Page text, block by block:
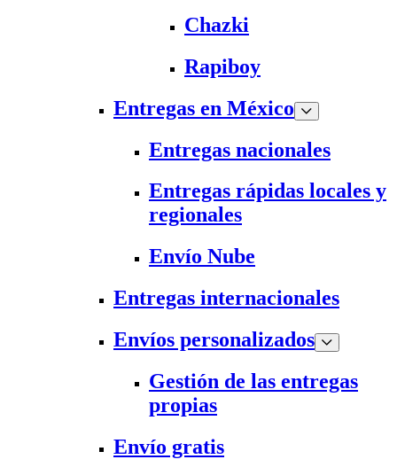
Chazki
Rapiboy
Entregas en México
Entregas nacionales
Entregas rápidas locales y
regionales
Envío Nube
Entregas internacionales
Envíos personalizados
Gestión de las entregas
propias
Envío gratis